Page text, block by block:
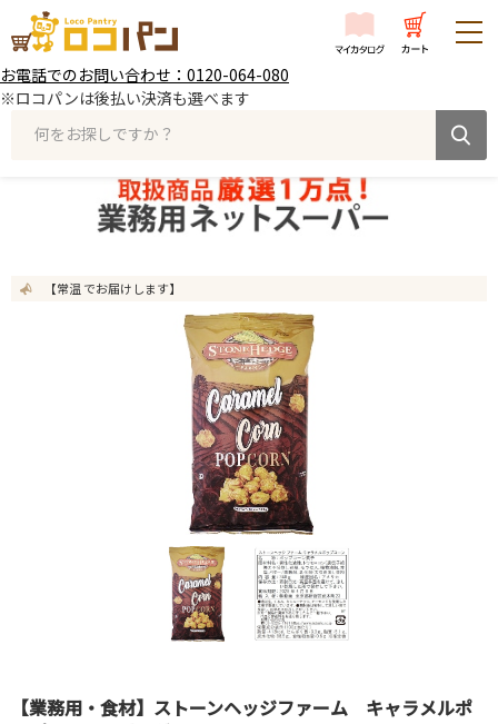
お電話でのお問い合わせ：0120-064-080
※ロコパンは後払い決済も選べます
何をお探しですか？
【常温 でお届けします】
【業務用・食材】ストーンヘッジファーム キャラメルポ